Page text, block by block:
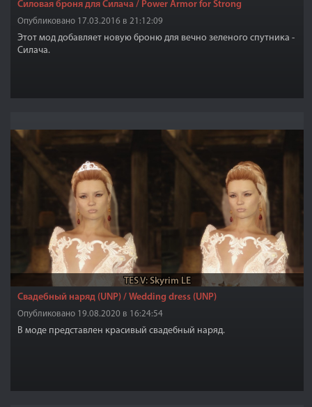
Силовая броня для Силача / Power Armor for Strong
Опубликовано 17.03.2016 в 21:12:09
Этот мод добавляет новую броню для вечно зеленого спутника -
Силача.
TES V: Skyrim LE
Свадебный наряд (UNP) / Wedding dress (UNP)
Опубликовано 19.08.2020 в 16:24:54
В моде представлен красивый свадебный наряд.